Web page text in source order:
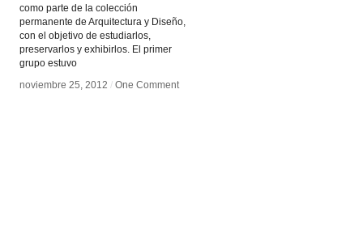
como parte de la colección
permanente de Arquitectura y Diseño,
con el objetivo de estudiarlos,
preservarlos y exhibirlos. El primer
grupo estuvo
noviembre 25, 2012 / One Comment
noviembre 25, 2012 / One Comment